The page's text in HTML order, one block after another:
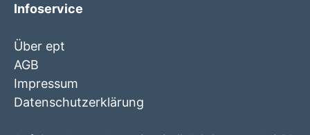
Infoservice
Über ept
AGB
Impressum
Datenschutzerklärung